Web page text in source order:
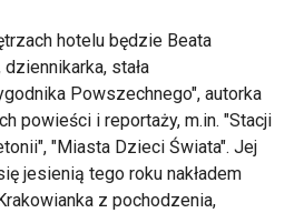
hotelu będzie Beata
stała
Powszechnego", autorka
powieści i reportaży, m.in. "Stacji
"Miasta Dzieci Świata". Jej
jesienią tego roku nakładem
z pochodzenia,